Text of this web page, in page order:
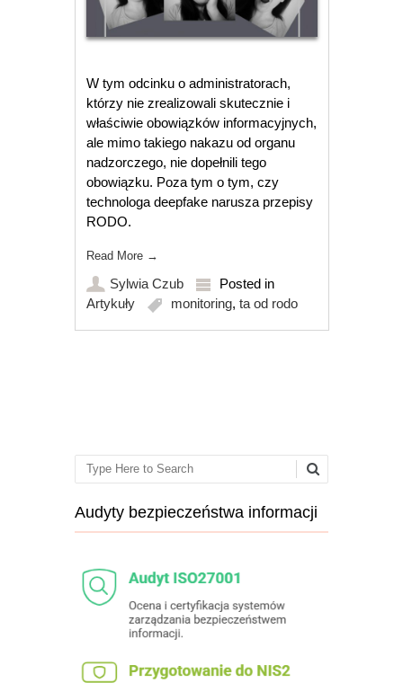
W tym odcinku o administratorach,
którzy nie zrealizowali skutecznie i
właściwie obowiązków informacyjnych,
ale mimo takiego nakazu od organu
nadzorczego, nie dopełnili tego
obowiązku. Poza tym o tym, czy
technologa deepfake narusza przepisy
RODO.
Read More →
Sylwia Czub
Posted in
Artykuły
monitoring,ta od rodo
Search
Audyty bezpieczeństwa informacji